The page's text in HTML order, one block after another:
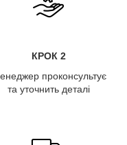
КРОК 2
проконсультує
та уточнить деталі